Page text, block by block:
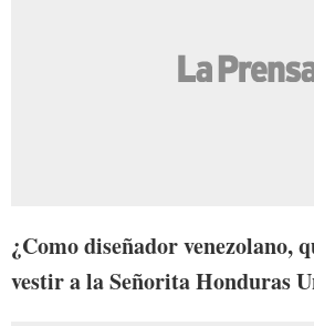
¿Como diseñador venezolano,
vestir a la Señorita Honduras